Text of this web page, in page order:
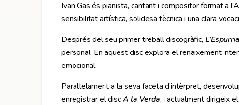
Ivan Gas és pianista, cantant i compositor format a
sensibilitat artística, solidesa tècnica i una clara
Després del seu primer treball discogràfic, L’Espurna
personal. En aquest disc explora el renaixement
emocional.
Paral·lelament a la seva faceta d’intèrpret,
enregistrar el discA la Verda, i actualment dirigeix